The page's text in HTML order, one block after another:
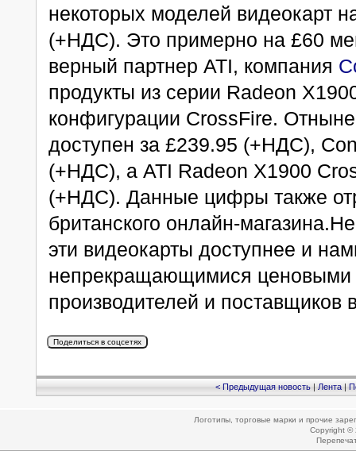
некоторых моделей видеокарт
(+НДС). Это примерно на £60
верный партнер ATI, компания
продукты из серии Radeon
конфигурации CrossFire.
доступен за £239.95 (+НДС),
(+НДС), а ATI Radeon X1900
(+НДС). Данные цифры также
британского онлайн-
эти видеокарты доступнее и
непрекращающимися ценовыми
производителей и поставщиков
< Предыдущая новость Лента|
Логотипы, торговые марки и прочие
Copyright ©